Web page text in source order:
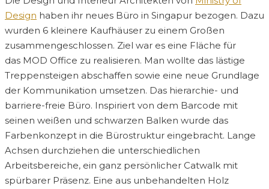
Design haben ihr neues Büro in Singapur bezogen. Dazu
wurden 6 kleinere Kaufhäuser zu einem Großen
zusammengeschlossen. Ziel war es eine Fläche für
das MOD Office zu realisieren. Man wollte das lästige
Treppensteigen abschaffen sowie eine neue Grundlage
der Kommunikation umsetzen. Das hierarchie- und
barriere-freie Büro. Inspiriert von dem Barcode mit
seinen weißen und schwarzen Balken wurde das
Farbenkonzept in die Bürostruktur eingebracht. Lange
Achsen durchziehen die unterschiedlichen
Arbeitsbereiche, ein ganz persönlicher Catwalk mit
spürbarer Präsenz. Eine aus unbehandelten Holz